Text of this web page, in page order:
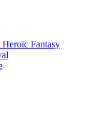
Heroic Fantasy